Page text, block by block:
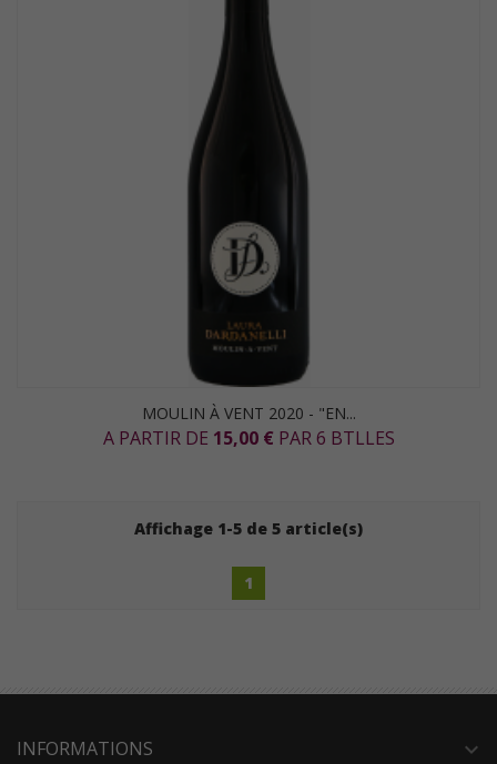
MOULIN À VENT 2020 - "EN...
A PARTIR DE 15,00 € PAR 6 BTLLES
Affichage 1-5 de 5 article(s)
1
INFORMATIONS expand_more